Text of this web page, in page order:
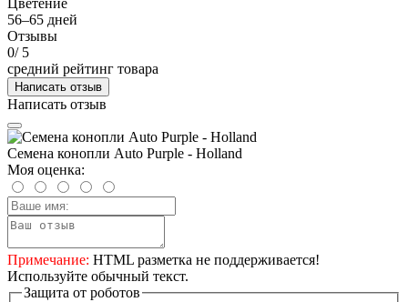
Цветение
56–65 дней
Отзывы
0/ 5
средний рейтинг товара
Написать отзыв
Написать отзыв
Семена конопли Auto Purple - Holland
Моя оценка:
Примечание: HTML разметка не поддерживается!
Используйте обычный текст.
Защита от роботов